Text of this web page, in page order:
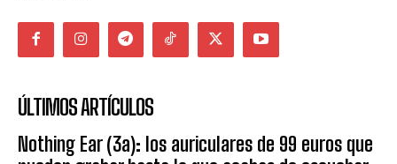
ÚLTIMOS ARTÍCULOS
Nothing Ear (3a): los auriculares de 99 euros que